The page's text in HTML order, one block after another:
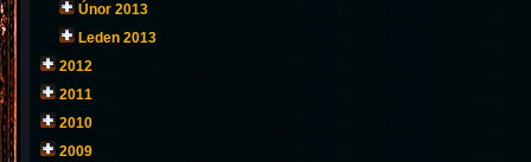
Únor 2013
Leden 2013
2012
2011
2010
2009